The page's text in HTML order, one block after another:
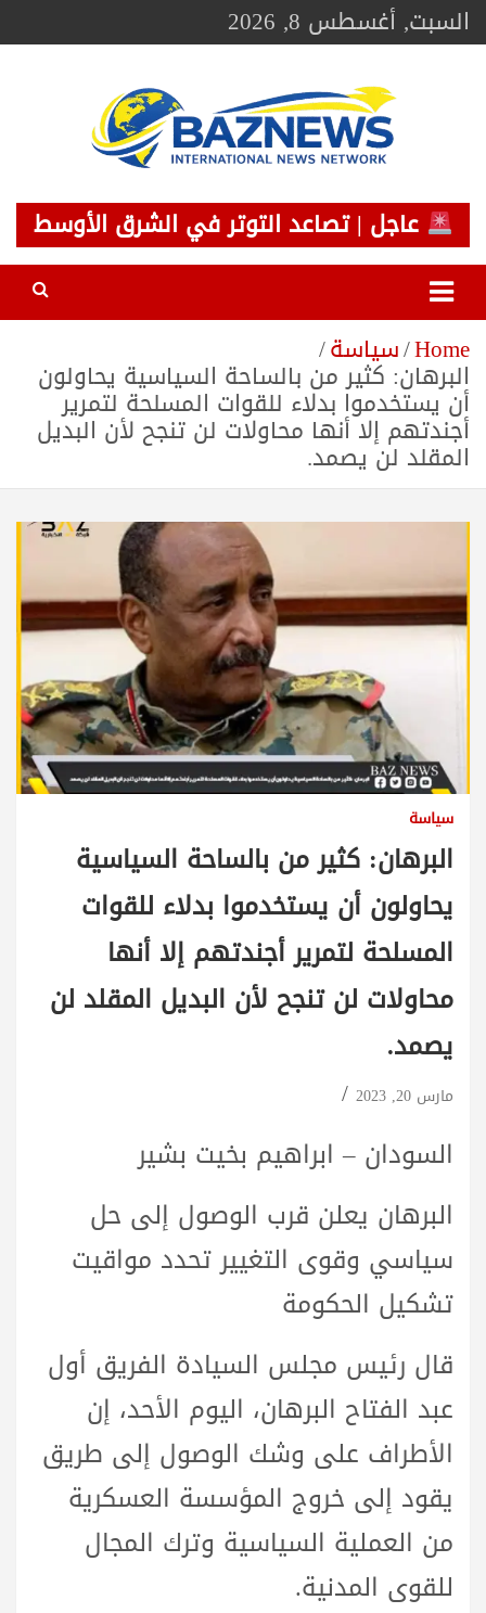
Skip
toالسبت, أغسطس 8, 2026
BAZNEWS
شبكة باز الإخبارية
عاجل | تصاعد التوتر في الشرق الأوسط
Home سياسة
البرهان: كثير من بالساحة السياسية يحاولون
أن يستخدموا بدلاء للقوات المسلحة لتمرير
أجندتهم إلا أنها محاولات لن تنجح لأن البديل
المقلد لن يصمد.
سياسة
البرهان: كثير من بالساحة السياسية
يحاولون أن يستخدموا بدلاء للقوات
المسلحة لتمرير أجندتهم إلا أنها
محاولات لن تنجح لأن البديل المقلد لن
يصمد.
مارس 20, 2023
السودان – ابراهيم بخيت بشير
البرهان يعلن قرب الوصول إلى حل
سياسي وقوى التغيير تحدد مواقيت
تشكيل الحكومة
قال رئيس مجلس السيادة الفريق أول
عبد الفتاح البرهان، اليوم الأحد، إن
الأطراف على وشك الوصول إلى طريق
يقود إلى خروج المؤسسة العسكرية
من العملية السياسية وترك المجال
للقوى المدنية.